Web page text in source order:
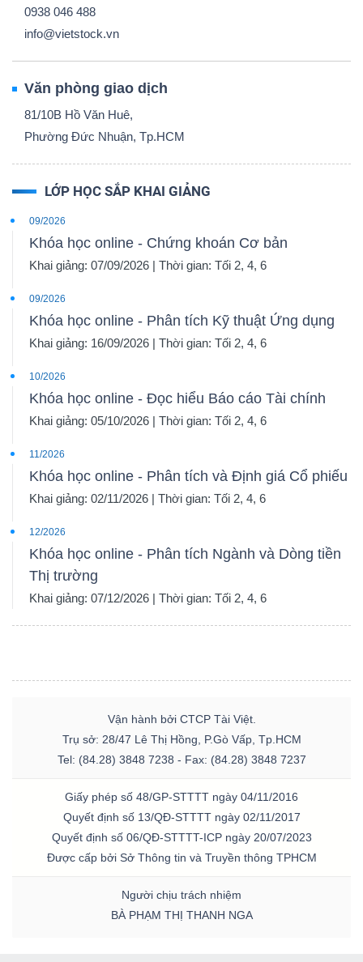
0938 046 488
info@vietstock.vn
Văn phòng giao dịch
81/10B Hồ Văn Huê,
Phường Đức Nhuận, Tp.HCM
LỚP HỌC SẮP KHAI GIẢNG
09/2026
Khóa học online - Chứng khoán Cơ bản
Khai giảng: 07/09/2026 | Thời gian: Tối 2, 4, 6
09/2026
Khóa học online - Phân tích Kỹ thuật Ứng dụng
Khai giảng: 16/09/2026 | Thời gian: Tối 2, 4, 6
10/2026
Khóa học online - Đọc hiểu Báo cáo Tài chính
Khai giảng: 05/10/2026 | Thời gian: Tối 2, 4, 6
11/2026
Khóa học online - Phân tích và Định giá Cổ phiếu
Khai giảng: 02/11/2026 | Thời gian: Tối 2, 4, 6
12/2026
Khóa học online - Phân tích Ngành và Dòng tiền
Thị trường
Khai giảng: 07/12/2026 | Thời gian: Tối 2, 4, 6
Vận hành bởi CTCP Tài Việt.
Trụ sở: 28/47 Lê Thị Hồng, P.Gò Vấp, Tp.HCM
Tel: (84.28) 3848 7238 - Fax: (84.28) 3848 7237
Giấy phép số 48/GP-STTTT ngày 04/11/2016
Quyết định số 13/QĐ-STTTT ngày 02/11/2017
Quyết định số 06/QĐ-STTTT-ICP ngày 20/07/2023
Được cấp bởi Sở Thông tin và Truyền thông TPHCM
Người chịu trách nhiệm
BÀ PHẠM THỊ THANH NGA